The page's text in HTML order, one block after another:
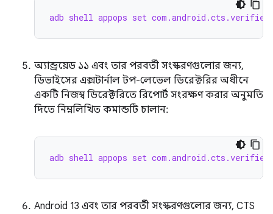
adb shell appops set
অ্যান্ড্রয়েড ১১ এবং তার পরবর্তী সংস্করণগুলোর জন্য,
ডিভাইসের এক্সটার্নাল টপ-লেভেল ডিরেক্টরির অধীনে
একটি নিজস্ব ডিরেক্টরিতে রিপোর্ট সংরক্ষণ করার অনুমতি
দিতে নিম্নলিখিত কমান্ডটি চালান:
adb shell appops set com.android.cts.verifier
Android 13 এবং তার পরবর্তী সংস্করণগুলোর জন্য, CTS